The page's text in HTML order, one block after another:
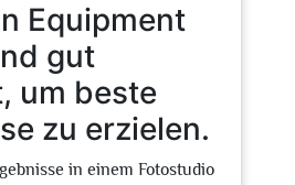
Equipment
gut
um beste
zu erzielen.
in einem Fotostudio